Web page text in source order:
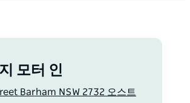
모터 인
Barham NSW 2732 오스트